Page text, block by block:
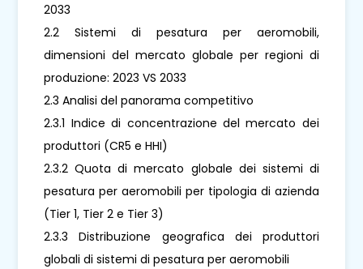
2033
2.2 Sistemi di pesatura per aeromobili,
dimensioni del mercato globale per regioni di
produzione: 2023 VS 2033
2.3 Analisi del panorama competitivo
2.3.1 Indice di concentrazione del mercato dei
produttori (CR5 e HHI)
2.3.2 Quota di mercato globale dei sistemi di
pesatura per aeromobili per tipologia di azienda
(Tier 1, Tier 2 e Tier 3)
2.3.3 Distribuzione geografica dei produttori
globali di sistemi di pesatura per aeromobili